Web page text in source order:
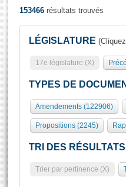
Présidence
577 députés
Groupes politiques
Séance publique
Commissions et
Europe et
Pétitions
Rôle et pouvoirs de
Organisation de
Présidence Conférence
Statistiques et
Visiter l'Assemblée
Visite virtuelle du
Assister à une séance
153466 résultats trouvés
LÉGISLATURE
17e législature (X)
TYPES DE
Amendements (122906)
Propositions (2245)
TRI DES RÉSULTATS
Trier par pertinence (X)